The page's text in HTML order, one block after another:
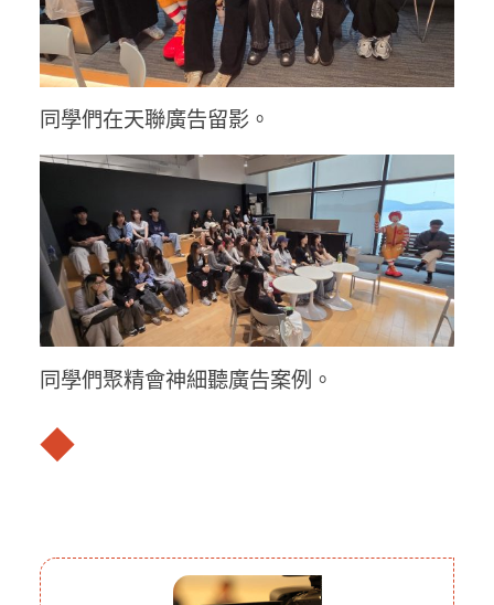
同學們在天聯廣告留影。
同學們聚精會神細聽廣告案例。
◆